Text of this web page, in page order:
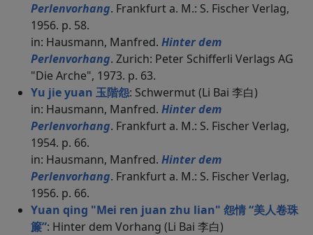
Perlenvorhang. Frankfurt a. M.: S. Fischer Verlag,
1956. p. 58.
in: Hausmann, Manfred. Hinter dem
Perlenvorhang. Zurich: Peter Schifferli Verlags AG
"Die Arche", 1973. p. 63.
Yu jie yuan 玉階怨: Schwermut (Li Bai 李白)
in: Hausmann, Manfred. Hinter dem
Perlenvorhang. Frankfurt a. M.: S. Fischer Verlag,
1954. p. 66.
in: Hausmann, Manfred. Hinter dem
Perlenvorhang. Frankfurt a. M.: S. Fischer Verlag,
1956. p. 66.
Yuan qing "Mei ren juan zhu lian" 怨情 “美人卷珠
簾”: Hinter dem Vorhang (Li Bai 李白)